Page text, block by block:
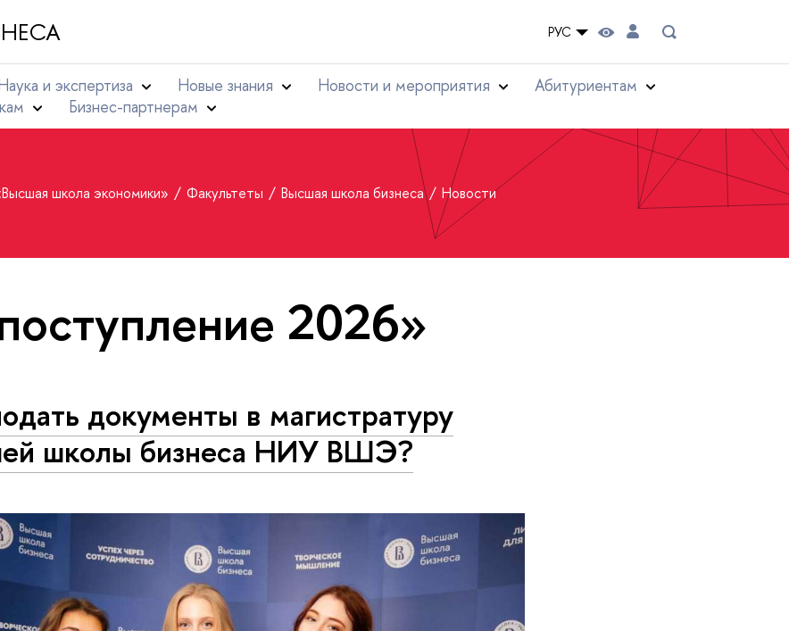
РУС
и экспертиза Новые знания Новости и мероприятия
Абитуриентам
Бизнес-партнерам
школа экономики» Факультеты Высшая школа бизнеса Новости
2026»
документы в магистратуру
школы бизнеса НИУ ВШЭ?